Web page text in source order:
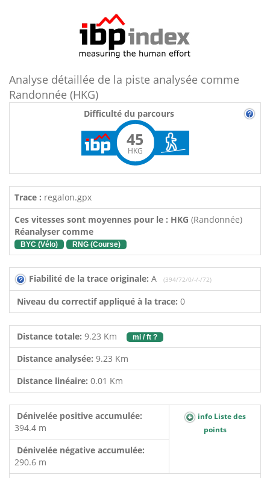
Analyse détaillée de la piste analysée comme
Randonnée (HKG)
Difficulté du parcours
45
HKG
Trace : regalon.gpx
Ces vitesses sont moyennes pour le : HKG (Randonnée)
Réanalyser comme
BYC (Vélo) RNG (Course)
Fiabilité de la trace originale: A (394/72/0/-/-/72)
Niveau du correctif appliqué à la trace: 0
Distance totale: 9.23 Km mi / ft ?
Distance analysée: 9.23 Km
Distance linéaire: 0.01 Km
Dénivelée positive accumulée:
394.4 m
info Liste des
points
Dénivelée négative accumulée:
290.6 m